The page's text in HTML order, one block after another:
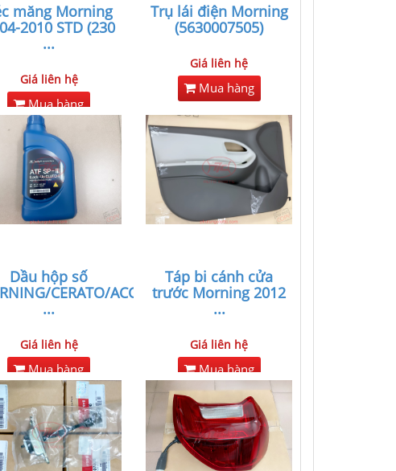
măng Morning
2010 STD (230
...
Giá liên hệ
Mua hàng
Trụ lái điện Morning
(5630007505)
Giá liên hệ
Mua hàng
Dầu hộp số
CERATO/ACCENT/I1
...
Giá liên hệ
Mua hàng
Táp bi cánh cửa
trước Morning 2012
...
Giá liên hệ
Mua hàng